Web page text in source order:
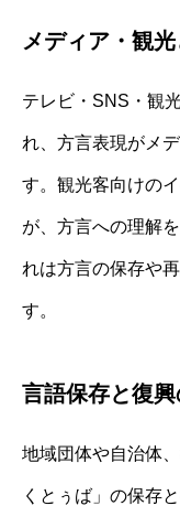
メディア・観
テレビ・SNS・観
れ、方言表現がメ
す。観光客向けの
が、方言への理解
れは方言の保存や
す。
言語保存と復
地域団体や自治体
くとぅば」の保存